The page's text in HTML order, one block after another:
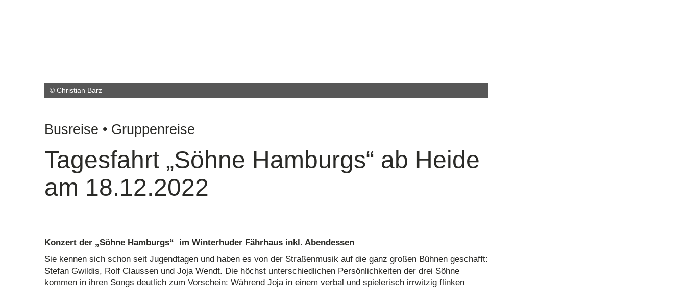
© Christian Barz
Busreise • Gruppenreise
Tagesfahrt „Söhne Hamburgs“ ab Heide
am 18.12.2022
Konzert der „Söhne Hamburgs“ im Winterhuder Fährhaus inkl. Abendessen
Sie kennen sich schon seit Jugendtagen und haben es von der Straßenmusik auf die ganz großen Bühnen geschafft:
Stefan Gwildis, Rolf Claussen und Joja Wendt. Die höchst unterschiedlichen Persönlichkeiten der drei Söhne
kommen in ihren Songs deutlich zum Vorschein: Während Joja in einem verbal und spielerisch irrwitzig flinken